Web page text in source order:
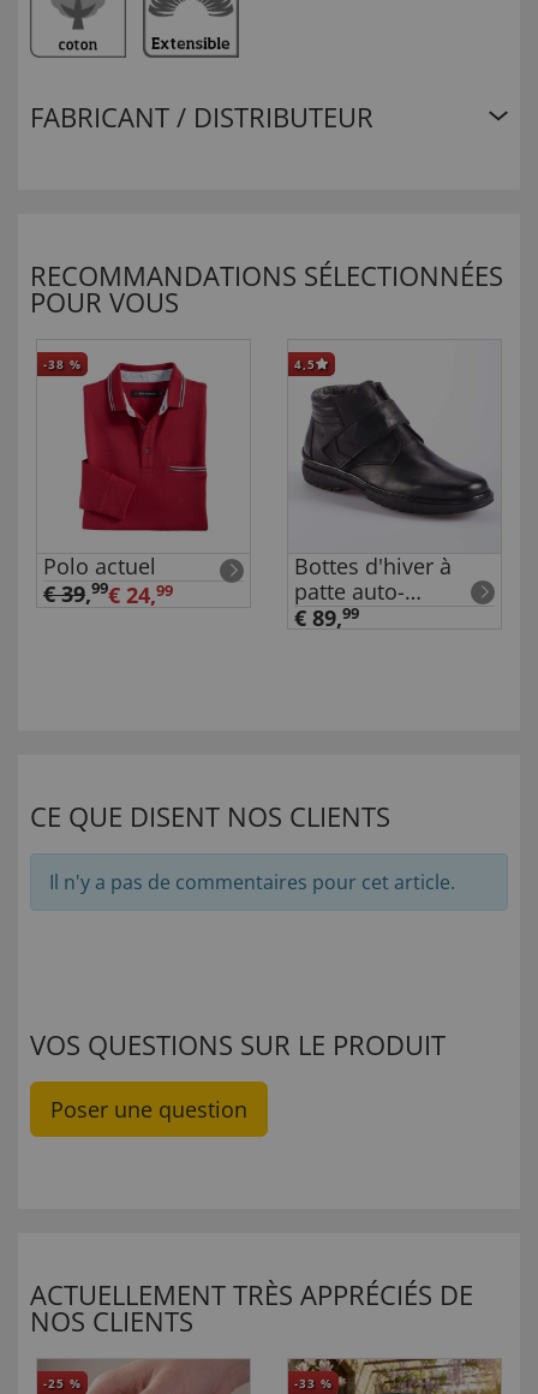
FABRICANT / DISTRIBUTEUR
RECOMMANDATIONS SÉLECTIONNÉES
POUR VOUS
-38 %
Polo actuel
€ 39,99€ 24,99
4,5
Bottes d'hiver à
patte auto-
agrippante
€ 89,99
CE QUE DISENT NOS CLIENTS
Il n'y a pas de commentaires pour cet article.
VOS QUESTIONS SUR LE PRODUIT
Poser une question
ACTUELLEMENT TRÈS APPRÉCIÉS DE
NOS CLIENTS
-25 % -33 %